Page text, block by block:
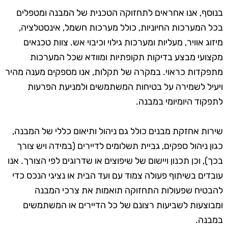
בנוסף, אנו אחראים לתחזוקה הטכנית של המבנה ומטפלים
בכל המערכות החיוניות, כולל מערכות חשמל, אינסטלציה,
מיזוג אוויר, מעליות ומערכות גילוי וכיבוי אש. צוות טכנאים
מקצועי מבצע בדיקות תקופתיות ומוודא שכל המערכות
מתפקדות כראוי. במקרה של תקלות, אנו מספקים מענה מהיר
ויעיל לשמירה על בטיחות המשתמשים ולמניעת הפרעות
לתפקוד היומיומי במבנה.
שירות אחזקת מבנים כולל גם ניהול ותיאום כללי של המבנה,
כגון ניהול ספקים, גביית תשלומים לדיירים (במידה ויש צורך
בכך), וכן תכנון ויישום של שיפוצים או שדרוגים לפי הצורך. אנו
עובדים בשיתוף פעולה צמוד עם ועד הבית או נציגי הנכס כדי
להבטיח שפעולות התחזוקה תואמות את צרכי המבנה
ומבוצעות לשביעות רצונם של כל הדיירים או המשתמשים
במבנה.